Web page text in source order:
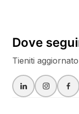
Dove
Tieniti